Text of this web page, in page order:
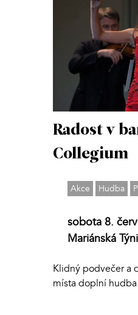
Radost v
Collegium
Akce Hudba
sobota 8.
Mariánská
Klidný podvečer a
místa doplní